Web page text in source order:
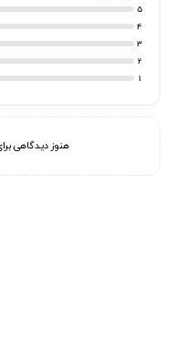
5
4
3
2
1
هنوز دیدگاهی